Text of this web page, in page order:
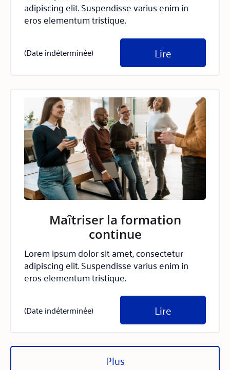
adipiscing elit. Suspendisse varius enim in
eros elementum tristique.
(Date indéterminée) Lire
Maîtriser la formation
continue
Lorem ipsum dolor sit amet, consectetur
adipiscing elit. Suspendisse varius enim in
eros elementum tristique.
(Date indéterminée) Lire
Plus